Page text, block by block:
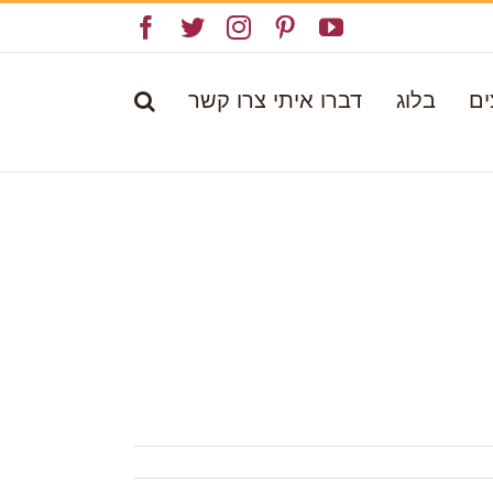
YouTube
Pinterest
Instagram
Twitter
בלוג דברו איתי צרו קשר